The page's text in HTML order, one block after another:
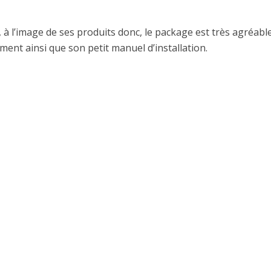
de ses produits donc, le package est très
ainsi que son petit manuel d’installation.